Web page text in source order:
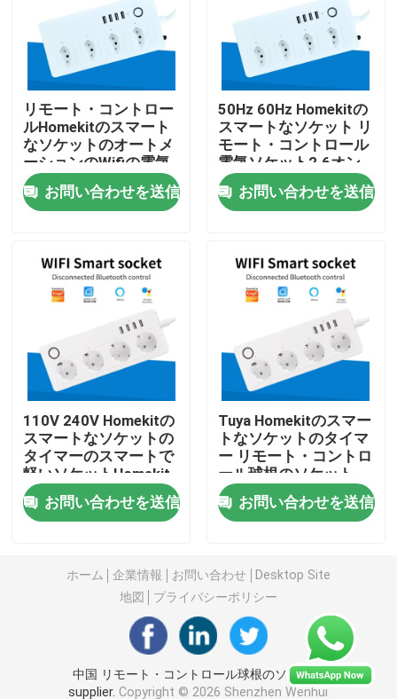
品質管理
私達に連絡しなさい
引用を要求しなさい
Homekitのスマートなスイッチ
Zigbee スマート スイッチ
無線リモート・コントロール スイッチ
Zigbeeの接触スイッチ
Wifiのスマートなソケット
Zigbeeのスマートなソケット
Homekitのスマートなソケット
自己動力を与えられた無線スイッチ
スマートアラームセンサー
リモート・コントロー
ルHomekitのスマート
なソケットのオートメ
ーションのWifiの電気
ソケット
お問い合わせを送信
50Hz 60Hz Homekitの
スマートなソケット リ
モート・コントロール
電気ソケット2.6オン
スのUSBの
お問い合わせを送信
110V 240V Homekitの
スマートなソケットの
タイマーのスマートで
軽いソケットHomekit
お問い合わせを送信
Tuya Homekitのスマー
トなソケットのタイマ
ー リモート・コントロ
ール球根のソケット
2.6オンスの
お問い合わせを送信
ホーム 企業情報 お問い合わせ
Desktop Site
地図
プライバシーポリシー
中国 リモート・コントロール球根のソケット
supplier. Copyright © 2026 Shenzhen Wenhui